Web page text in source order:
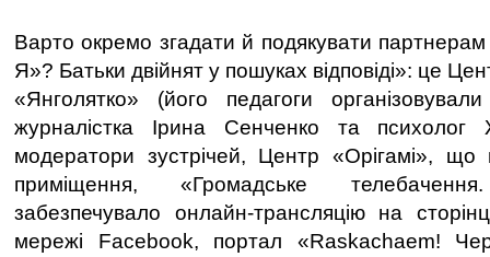
Варто окремо згадати й подякувати
Я»? Батьки двійнят у пошуках відповіді»: це
«Янголятко» (його педагоги
журналістка Ірина Сенченко та
модератори зустрічей, Центр «Орігамі»,
приміщення, «Громадське
забезпечувало онлайн-трансляцію на
мережі Facebook, портал «Raskachaem!